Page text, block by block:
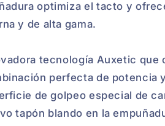
optimiza el tacto y
y de alta gama.
tecnología Auxetic
perfecta de potencia
de golpeo especial de
tapón blando en la